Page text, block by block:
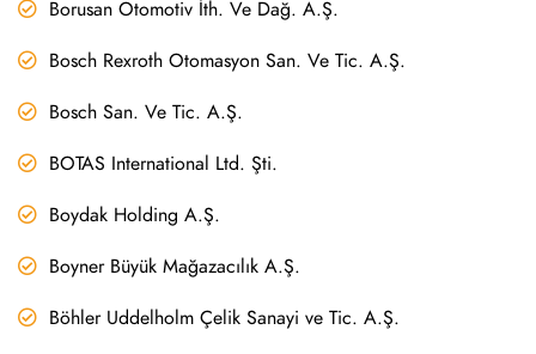
Borusan Otomotiv İth. Ve Dağ. A.Ş.
Bosch Rexroth Otomasyon San. Ve Tic. A.Ş.
Bosch San. Ve Tic. A.Ş.
BOTAS International Ltd. Şti.
Boydak Holding A.Ş.
Boyner Büyük Mağazacılık A.Ş.
Böhler Uddelholm Çelik Sanayi ve Tic. A.Ş.